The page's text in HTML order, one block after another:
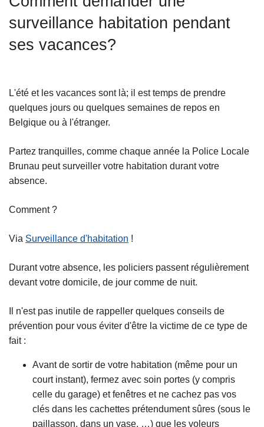
surveillance habitation pendant
ses vacances?
L'été et les vacances sont là; il est temps de prendre
quelques jours ou quelques semaines de repos en
Belgique ou à l'étranger.
Partez tranquilles, comme chaque année la Police Locale
Brunau peut surveiller votre habitation durant votre
absence.
Comment ?
Via Surveillance d'habitation !
Durant votre absence, les policiers passent régulièrement
devant votre domicile, de jour comme de nuit.
Il n'est pas inutile de rappeller quelques conseils de
prévention pour vous éviter d'être la victime de ce type de
fait :
Avant de sortir de votre habitation (même pour un
court instant), fermez avec soin portes (y compris
celle du garage) et fenêtres et ne cachez pas vos
clés dans les cachettes prétendument sûres (sous le
paillasson, dans un vase, …) que les voleurs